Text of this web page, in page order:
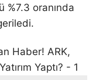
%7.3 oranında